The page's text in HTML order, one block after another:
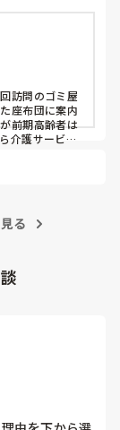
がら、やりな
。
感じられる事
対応する場合
しょう。
もやった方が
で、意義はあ
とかでも大丈
訪問のゴミ屋
座布団に案内
前期高齢者は
介護サービス
症で高次機能
。時には警察
の言葉はあり
る